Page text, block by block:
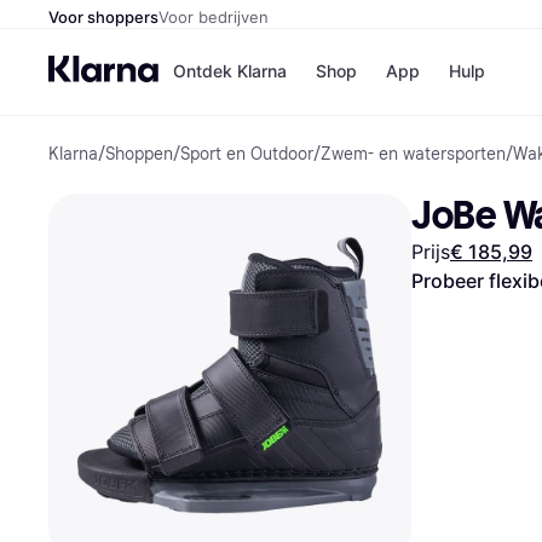
Voor shoppersVoor bedrijven
Ontdek Klarna Shop
Winkels
Bol
H&M
App Hulp
Klarna/Shoppen/Sport en Outdoor/Zwem- en watersporten/
JoBe
Prijs€ 185,99
Probeer